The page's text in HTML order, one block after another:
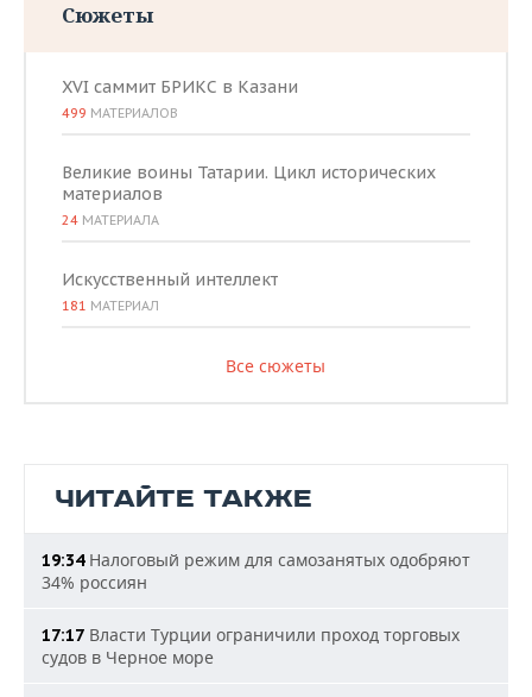
Сюжеты
XVI саммит БРИКС в Казани
499 МАТЕРИАЛОВ
Великие воины Татарии. Цикл исторических
материалов
24 МАТЕРИАЛА
Искусственный интеллект
181 МАТЕРИАЛ
Все сюжеты
ЧИТАЙТЕ ТАКЖЕ
19:34Налоговый режим для самозанятых одобряют
34% россиян
17:17 Власти Турции ограничили проход торговых
судов в Черное море